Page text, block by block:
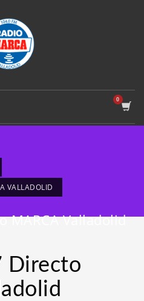
VALLADOLID
MARCA Valladolid
Directo